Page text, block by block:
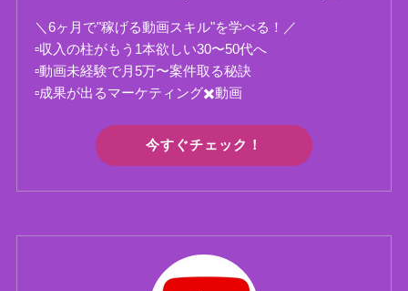
＼6ヶ月で"稼げる動画スキル"を学べる！／
▫️収入の柱がもう1本欲しい30〜50代へ
▫️動画未経験で月5万〜案件取る秘訣
▫️成果が出るマーケティング✖️動画
今すぐチェック！